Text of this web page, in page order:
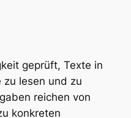
geprüft, Texte in
zu lesen und zu
reichen von
konkreten